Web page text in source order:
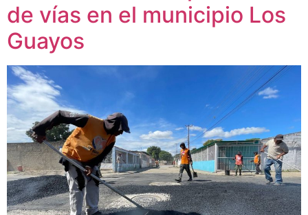
de vías en el municipio Los
Guayos